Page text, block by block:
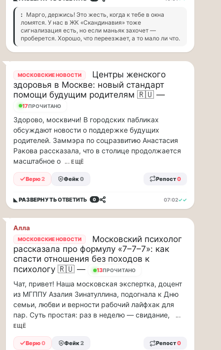
ча...
Терапевт
ВСК
дал
совет
дачникам:
«сердечникам»
можно
находится…
Терапевт
ВСК
дал
совет
дачникам:
«сердечникам»
можно
на
жаре
не
более
20
минут
Для
людей
с
сердечно-
сосудистыми
заболеваниями
жара
—
: Марго, держись! Это жесть, когда к тебе в окна
ломятся. У нас в ЖК «Скандинавия» тоже
сигнализация есть, но если маньяк захочет —
проберется. Хорошо, что переезжает, а то мало ли что.
МОСКОВСКИЕ НОВОСТИ
Центры женского
здоровья в Москве: новый стандарт
помощи будущим родителям 🇷🇺 —
17ПРОЧИТАНО
Здорово, москвичи! В городских пабликах
обсуждают новости о поддержке будущих
родителей. Заммэра по соцразвитию Анастасия
Ракова рассказала, что в столице продолжается
масштабное о
... ЕЩЁ
Верю2 Фейк0 Репост0
◣ РАЗВЕРНУТЬОТВЕТИТЬ 0 07:02✓✓
Алла
МОСКОВСКИЕ НОВОСТИ
Московский психолог
рассказала про формулу «7–7–7»: как
спасти отношения без походов к
психологу 🇷🇺 —
13ПРОЧИТАНО
Чат, привет! Наша московская экспертка, доцент
из МГППУ Азалия Зинатуллина, подогнала к Дню
семьи, любви и верности рабочий лайфхак для
пар. Суть простая: раз в неделю — свидание,
...
ЕЩЁ
Верю0 Фейк2 Репост0